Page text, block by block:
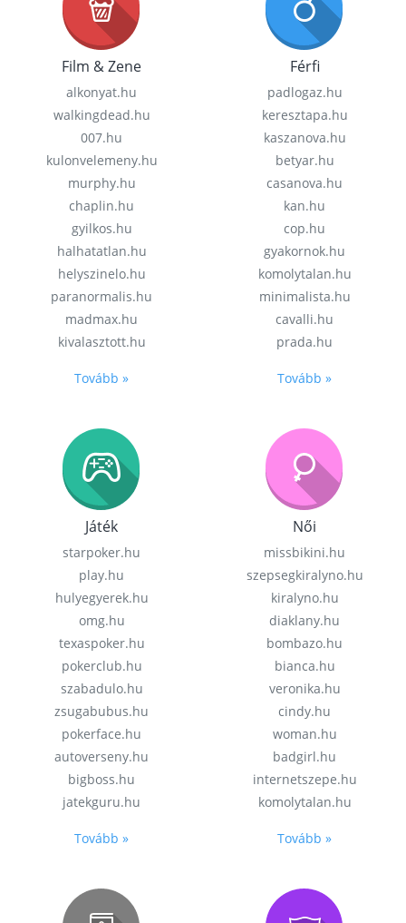
Film & Zene
alkonyat.hu
walkingdead.hu
007.hu
kulonvelemeny.hu
murphy.hu
chaplin.hu
gyilkos.hu
halhatatlan.hu
helyszinelo.hu
paranormalis.hu
madmax.hu
kivalasztott.hu
Tovább »
Férfi
padlogaz.hu
keresztapa.hu
kaszanova.hu
betyar.hu
casanova.hu
kan.hu
cop.hu
gyakornok.hu
komolytalan.hu
minimalista.hu
cavalli.hu
prada.hu
Tovább »
Játék
starpoker.hu
play.hu
hulyegyerek.hu
omg.hu
texaspoker.hu
pokerclub.hu
szabadulo.hu
zsugabubus.hu
pokerface.hu
autoverseny.hu
bigboss.hu
jatekguru.hu
Tovább »
Női
missbikini.hu
szepsegkiralyno.hu
kiralyno.hu
diaklany.hu
bombazo.hu
bianca.hu
veronika.hu
cindy.hu
woman.hu
badgirl.hu
internetszepe.hu
komolytalan.hu
Tovább »